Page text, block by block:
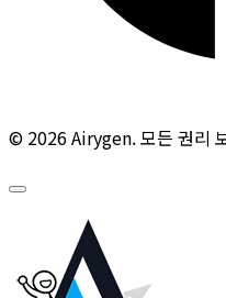
© 2026 Airygen. 모든 권리